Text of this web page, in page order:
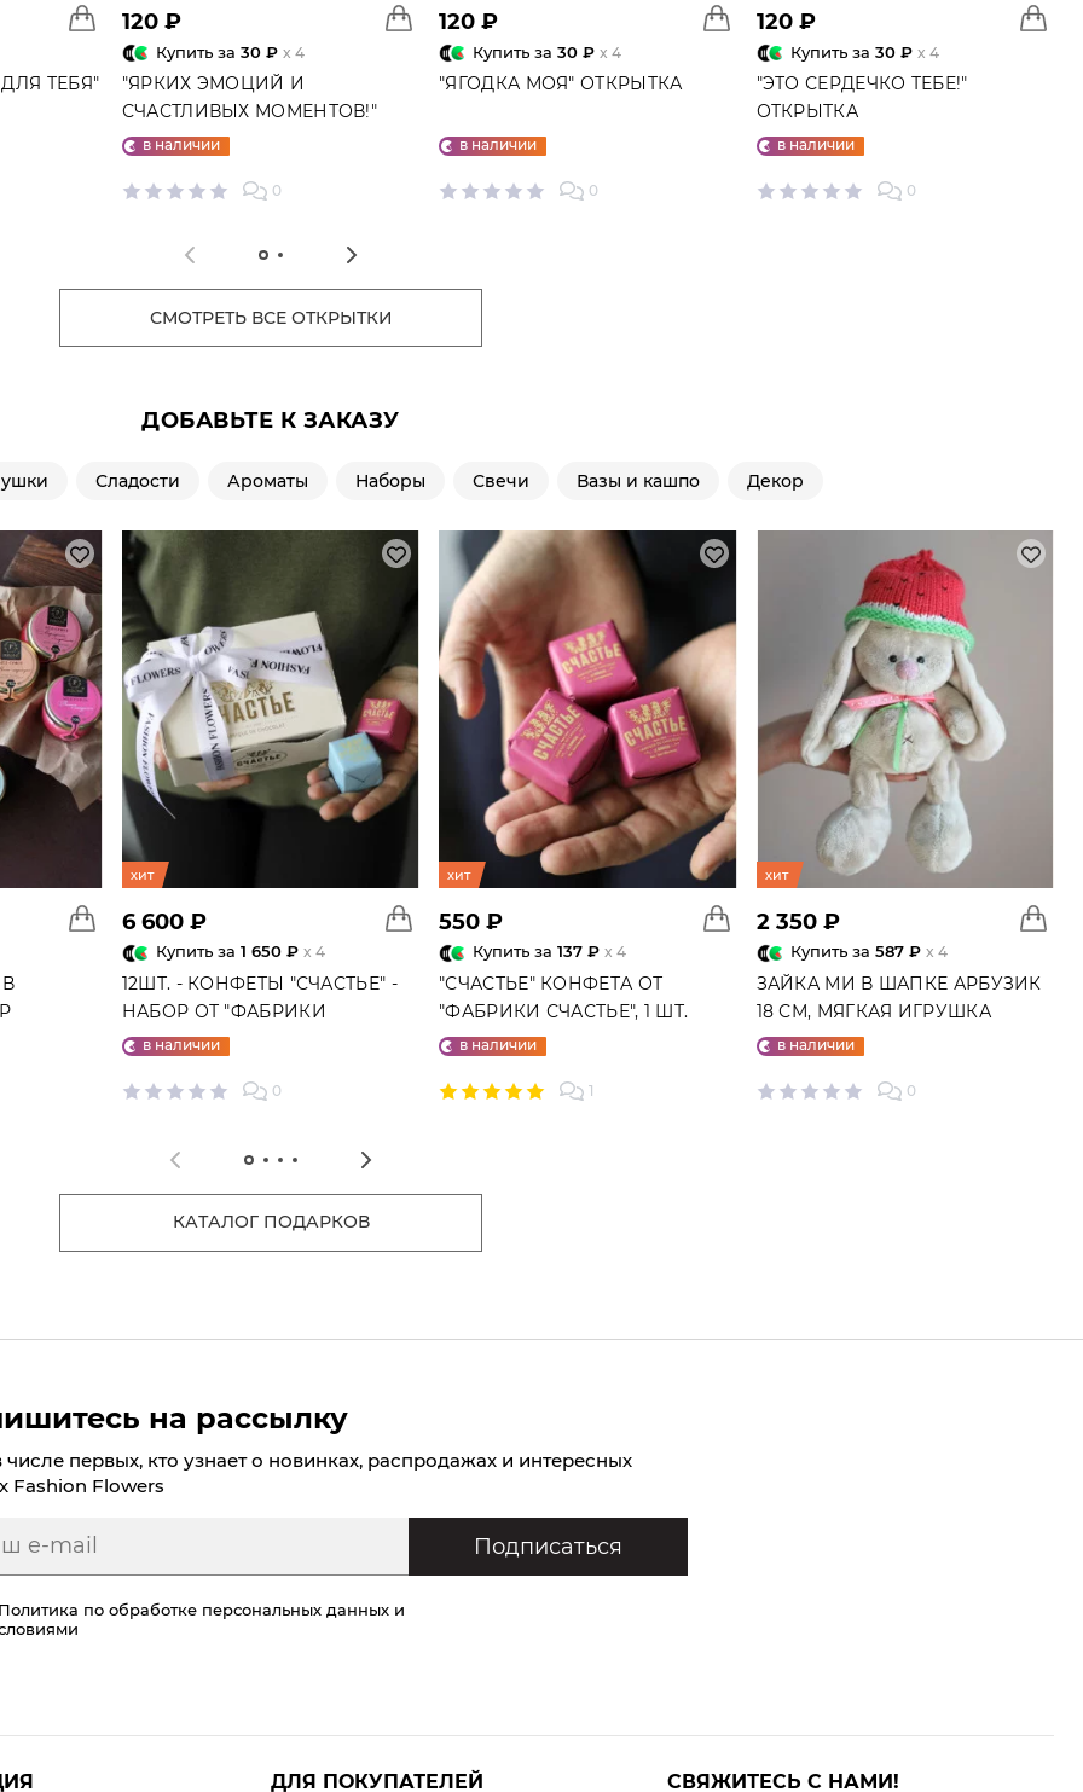
ТЕБЯ"
120 ₽
Купить за 30 ₽ x 4
"ЯРКИХ ЭМОЦИЙ И
СЧАСТЛИВЫХ МОМЕНТОВ!"
ОТКРЫТКА
в наличии
0
120 ₽
Купить за 30 ₽ x 4
"ЯГОДКА МОЯ" ОТКРЫТКА
в наличии
0
120 ₽
Купить за 30 ₽ x 4
"ЭТО СЕРДЕЧКО ТЕБЕ!"
ОТКРЫТКА
в наличии
0
СМОТРЕТЬ ВСЕ ОТКРЫТКИ
ДОБАВЬТЕ К ЗАКАЗУ
Сладости Ароматы Наборы Свечи Вазы и кашпо Декор
хит
6 600 ₽
Купить за 1 650 ₽ x 4
12ШТ. - КОНФЕТЫ "СЧАСТЬЕ" -
НАБОР ОТ "ФАБРИКИ
СЧАСТЬЕ"
в наличии
0
хит
550 ₽
Купить за 137 ₽ x 4
"СЧАСТЬЕ" КОНФЕТА ОТ
"ФАБРИКИ СЧАСТЬЕ", 1 ШТ.
в наличии
1
хит
2 350 ₽
Купить за 587 ₽ x 4
ЗАЙКА МИ В ШАПКЕ АРБУЗИК
18 СМ, МЯГКАЯ ИГРУШКА
в наличии
0
КАТАЛОГ ПОДАРКОВ
на рассылку
числе первых, кто узнает о новинках, распродажах и интересных
Fashion Flowers
по обработке персональных данных и
Подписаться
ДЛЯ ПОКУПАТЕЛЕЙ СВЯЖИТЕСЬ С НАМИ!